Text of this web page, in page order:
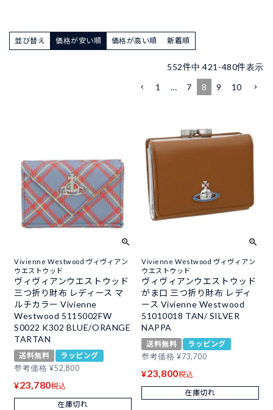
並び替え 価格が安い順 価格が高い順 新着順
552件中 421 -480件表示
1
… 7 8 9 10
Vivienne Westwood ヴィヴィアン
ウエストウッド
ヴィヴィアンウエストウッド
三つ折り財布 レディース マ
ルチカラー Vivienne
Westwood 5115002FW
S0022 K302 BLUE/ORANGE
TARTAN
送料無料
ラッピング
参考価格 ¥52,800
¥23,780税込
在庫切れ
Vivienne Westwood ヴィヴィアン
ウエストウッド
ヴィヴィアンウエストウッド
がま口 三つ折り財布 レディ
ース Vivienne Westwood
51010018 TAN/ SILVER
NAPPA
送料無料
ラッピング
参考価格 ¥73,700
¥23,800税込
在庫切れ